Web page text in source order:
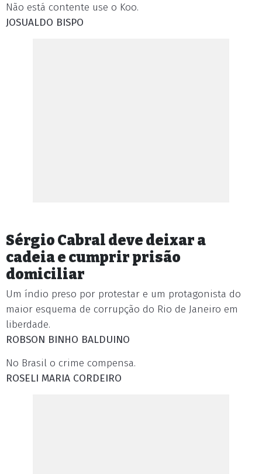
Não está contente use o Koo.
JOSUALDO BISPO
Sérgio Cabral deve deixar a
cadeia e cumprir prisão
domiciliar
Um índio preso por protestar e um protagonista do
maior esquema de corrupção do Rio de Janeiro em
liberdade.
ROBSON BINHO BALDUINO
No Brasil o crime compensa.
ROSELI MARIA CORDEIRO